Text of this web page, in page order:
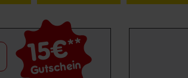
15€**
Gutschein